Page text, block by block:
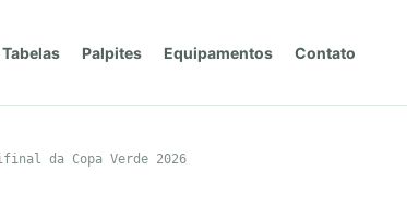
Tabelas Palpites Equipamentos Contato
da Copa Verde 2026